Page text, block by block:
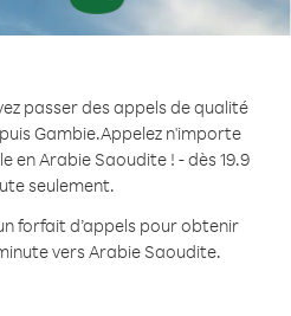
passer des appels de qualité
Gambie.Appelez n'importe
en Arabie Saoudite ! - dès 19.9
seulement.
forfait d’appels pour obtenir
vers Arabie Saoudite.